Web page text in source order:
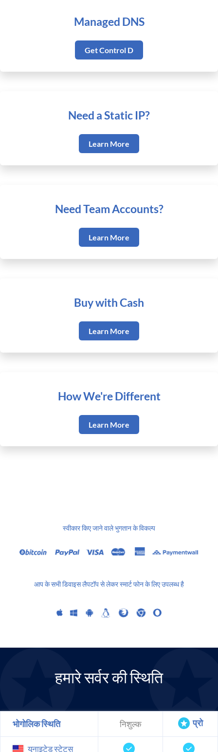
Managed DNS
Get Control D
Need a Static IP?
Learn More
Need Team Accounts?
Learn More
Buy with Cash
Learn More
How We're Different
Learn More
स्वीकार किए जाने वाले भुगतान के विकल्प
आप के सभी डिवाइस लैपटॉप से लेकर स्मार्ट फोन के लिए उपलब्ध है
हमारे सर्वर की स्थिति
भोगोलिक स्थिति निशुल्क प्रो
यूनाइटेड स्टेट्स